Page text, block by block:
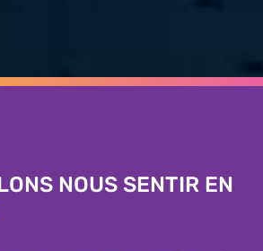
NOUS SENTIR EN